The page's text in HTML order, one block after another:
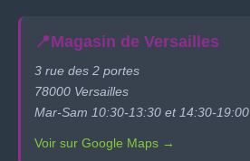
📍Magasin de Versailles
3 rue des 2 portes
78000 Versailles
Mar-Sam 10:30-13:30 et 14:30-19:00
Voir sur Google Maps →